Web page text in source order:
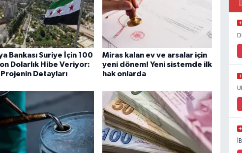
Bankası Suriye İçin 100
Dolarlık Hibe Veriyor:
Detayları
Miras kalan ev ve arsalar için
yeni dönem! Yeni sistemde ilk
hak onlarda